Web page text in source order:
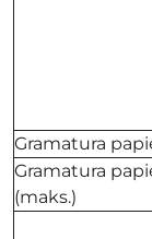
Gramatura
Gramatura
(maks.)